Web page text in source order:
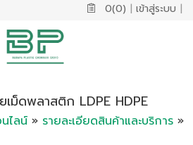
0(0) | เข้าสู่ระบบ |
เม็ดพลาสติก LDPE HDPE
ไลน์ » รายละเอียดสินค้าและบริการ »